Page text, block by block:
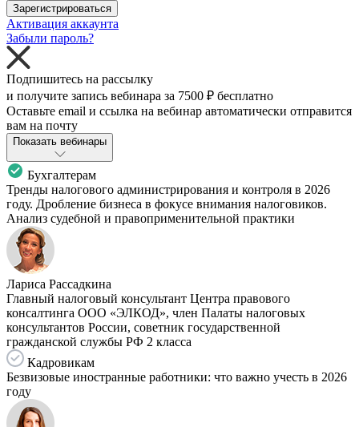
Зарегистрироваться
Активация аккаунта
Забыли пароль?
Подпишитесь на рассылку
и получите запись вебинара за 7500 ₽ бесплатно
Оставьте email и ссылка на вебинар автоматически отправится
вам на почту
Показать вебинары
Бухгалтерам
Тренды налогового администрирования и контроля в 2026
году. Дробление бизнеса в фокусе внимания налоговиков.
Анализ судебной и правоприменительной практики
Лариса Рассадкина
Главный налоговый консультант Центра правового
консалтинга ООО «ЭЛКОД», член Палаты налоговых
консультантов России, советник государственной
гражданской службы РФ 2 класса
Кадровикам
Безвизовые иностранные работники: что важно учесть в 2026
году